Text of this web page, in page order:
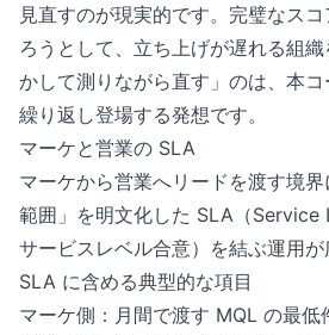
見直すのが現実的です。完璧なス
ろうとして、立ち上げが遅れる組
かして測りながら直す」のは、本
繰り返し登場する発想です。
マーケと営業の SLA
マーケから営業へリードを渡す境
範囲」を明文化した SLA（Service
サービスレベル合意）を結ぶ運用が
SLA に含める典型的な項目
マーケ側：月間で渡す MQL の最低